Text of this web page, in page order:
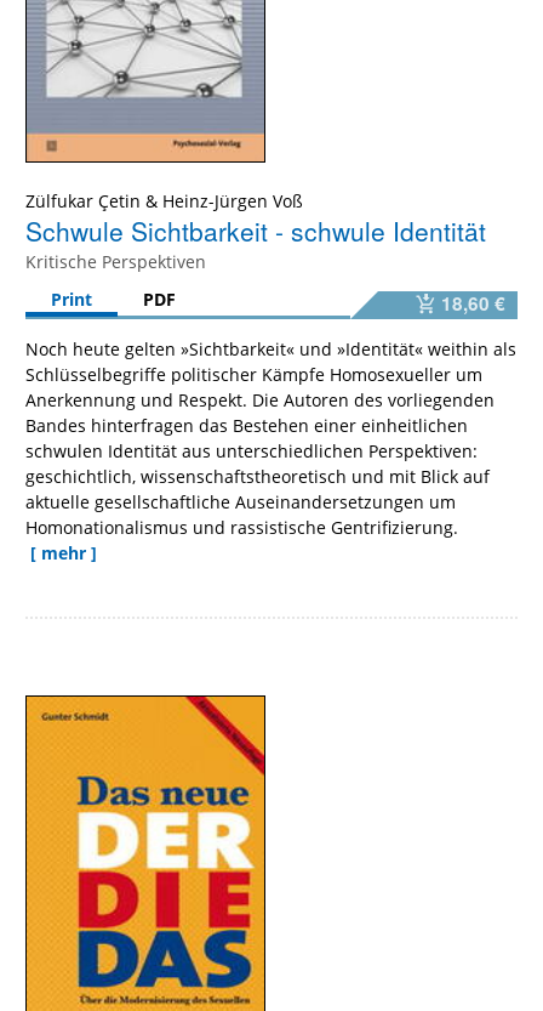
Zülfukar Çetin & Heinz-Jürgen Voß
Schwule Sichtbarkeit - schwule Identität
Kritische Perspektiven
Print
PDF 18,60 €
Noch heute gelten »Sichtbarkeit« und »Identität« weithin als
Schlüsselbegriffe politischer Kämpfe Homosexueller um
Anerkennung und Respekt. Die Autoren des vorliegenden
Bandes hinterfragen das Bestehen einer einheitlichen
schwulen Identität aus unterschiedlichen Perspektiven:
geschichtlich, wissenschaftstheoretisch und mit Blick auf
aktuelle gesellschaftliche Auseinandersetzungen um
Homonationalismus und rassistische Gentrifizierung.
[ mehr ]